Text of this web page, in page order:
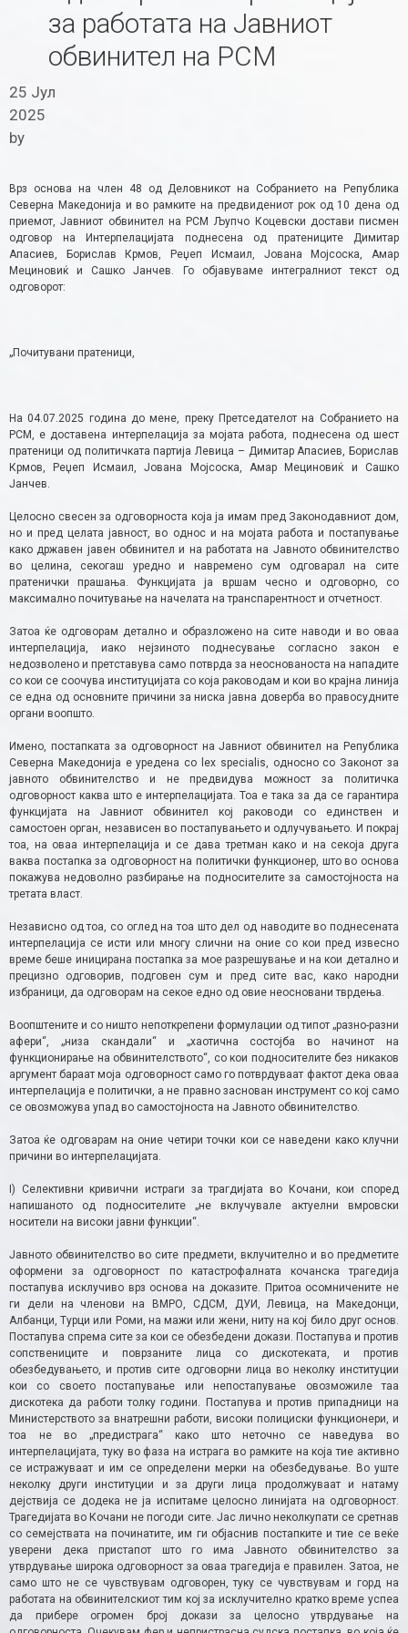
за работата на Јавниот
обвинител на РСМ
25 Јул
2025
by
Врз основа на член 48 од Деловникот на Собранието на Република
Северна Македонија и во рамките на предвидениот рок од 10 дена од
приемот, Јавниот обвинител на РСМ Љупчо Коцевски достави писмен
одговор на Интерпелацијата поднесена од пратениците Димитар
Апасиев, Борислав Крмов, Реџеп Исмаил, Јована Мојсоска, Амар
Мециновиќ и Сашко Јанчев. Го објавуваме интегралниот текст од
одговорот:
„Почитувани пратеници,
На 04.07.2025 година до мене, преку Претседателот на Собранието на
РСМ, е доставена интерпелација за мојата работа, поднесена од шест
пратеници од политичката партија Левица – Димитар Апасиев, Борислав
Крмов, Реџеп Исмаил, Јована Мојсоска, Амар Мециновиќ и Сашко
Јанчев.
Целосно свесен за одговорноста која ја имам пред Законодавниот дом,
но и пред целата јавност, во однос и на мојата работа и постапување
како државен јавен обвинител и на работата на Јавното обвинителство
во целина, секогаш уредно и навремено сум одговарал на сите
пратенички прашања. Функцијата ја вршам чесно и одговорно, со
максимално почитување на начелата на транспарентност и отчетност.
Затоа ќе одговорам детално и образложено на сите наводи и во оваа
интерпелација, иако нејзиното поднесување согласно закон е
недозволено и претставува само потврда за неоснованоста на нападите
со кои се соочува институцијата со која раководам и кои во крајна линија
се една од основните причини за ниска јавна доверба во правосудните
органи воопшто.
Имено, постапката за одговорност на Јавниот обвинител на Република
Северна Македонија е уредена со lex specialis, односно со Законот за
јавното обвинителство и не предвидува можност за политичка
одговорност каква што е интерпелацијата. Тоа е така за да се гарантира
функцијата на Јавниот обвинител кој раководи со единствен и
самостоен орган, независен во постапувањето и одлучувањето. И покрај
тоа, на оваа интерпелација и се дава третман како и на секоја друга
ваква постапка за одговорност на политички функционер, што во основа
покажува недоволно разбирање на подносителите за самостојноста на
третата власт.
Независно од тоа, со оглед на тоа што дел од наводите во поднесената
интерпелација се исти или многу слични на оние со кои пред извесно
време беше иницирана постапка за мое разрешување и на кои детално и
прецизно одговорив, подговен сум и пред сите вас, како народни
избраници, да одговорам на секое едно од овие неосновани тврдења.
Воопштените и со ништо непоткрепени формулации од типот „разно-разни
афери“, „низа скандали“ и „хаотична состојба во начинот на
функционирање на обвинителството“, со кои подносителите без никаков
аргумент бараат моја одговорност само го потврдуваат фактот дека оваа
интерпелација е политички, а не правно заснован инструмент со кој само
се овозможува упад во самостојноста на Јавното обвинителство.
Затоа ќе одговарам на оние четири точки кои се наведени како клучни
причини во интерпелацијата.
I) Селективни кривични истраги за трагдијата во Кочани, кои според
напишаното од подносителите „не вклучувале актуелни вмровски
носители на високи јавни функции“.
Јавното обвинителство во сите предмети, вклучително и во предметите
оформени за одговорност по катастрофалната кочанска трагедија
постапува исклучиво врз основа на доказите. Притоа осомничените не
ги дели на членови на ВМРО, СДСМ, ДУИ, Левица, на Македонци,
Албанци, Турци или Роми, на мажи или жени, ниту на кој било друг основ.
Постапува спрема сите за кои се обезбедени докази. Постапува и против
сопствениците и поврзаните лица со дискотеката, и против
обезбедувањето, и против сите одговорни лица во неколку институции
кои со своето постапување или непостапување овозможиле таа
дискотека да работи толку години. Постапува и против припадници на
Министерството за внатрешни работи, високи полициски функционери, и
тоа не во „предистрага“ како што неточно се наведува во
интерпелацијата, туку во фаза на истрага во рамките на која тие активно
се истражуваат и им се определени мерки на обезбедување. Во уште
неколку други институции и за други лица продолжуваат и натаму
дејствија се додека не ја испитаме целосно линијата на одговорност.
Трагедијата во Кочани не погоди сите. Јас лично неколкупати се сретнав
со семејствата на починатите, им ги објаснив постапките и тие се веќе
уверени дека пристапот што го има Јавното обвинителство за
утврдување широка одговорност за оваа трагедија е правилен. Затоа, не
само што не се чувствувам одговорен, туку се чувствувам и горд на
работата на обвинителскиот тим кој за исклучително кратко време успеа
да прибере огромен број докази за целосно утврдување на